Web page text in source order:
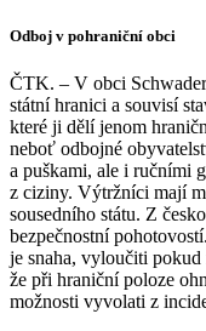
Odboj v pohraniční obci
ČTK. – V obci
státní hranici a souvisí
které ji dělí jenom
neboť odbojné
a puškami, ale i ručními
z ciziny. Výtržníci mají
sousedního státu. Z
bezpečnostní
je snaha, vyloučiti
že při hraniční poloze
možnosti vyvolati z